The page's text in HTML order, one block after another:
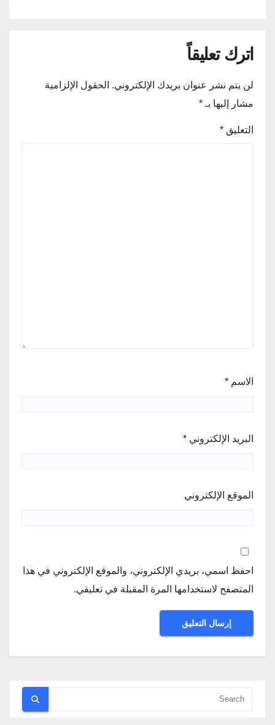
اترك تعليقاً
لن يتم نشر عنوان بريدك الإلكتروني. الحقول الإلزامية
مشار إليها بـ *
التعليق *
الاسم *
البريد الإلكتروني *
الموقع الإلكتروني
احفظ اسمي، بريدي الإلكتروني، والموقع الإلكتروني في هذا
المتصفح لاستخدامها المرة المقبلة في تعليقي.